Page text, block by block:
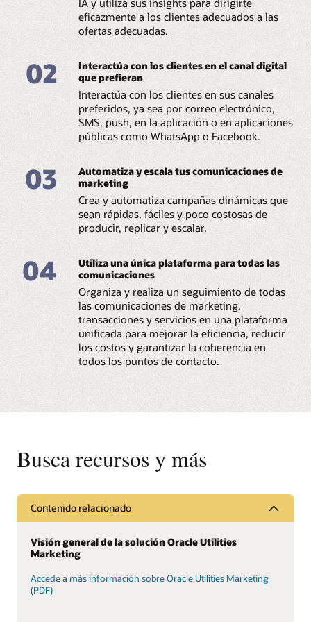
eficazmente a los clientes adecuados a las
ofertas adecuadas.
02
Interactúa con los clientes en el canal digital
que prefieran
Interactúa con los clientes en sus canales
preferidos, ya sea por correo electrónico,
SMS, push, en la aplicación o en aplicaciones
públicas como WhatsApp o Facebook.
03
Automatiza y escala tus comunicaciones de
marketing
Crea y automatiza campañas dinámicas que
sean rápidas, fáciles y poco costosas de
producir, replicar y escalar.
04
Utiliza una única plataforma para todas las
comunicaciones
Organiza y realiza un seguimiento de todas
las comunicaciones de marketing,
transacciones y servicios en una plataforma
unificada para mejorar la eficiencia, reducir
los costos y garantizar la coherencia en
todos los puntos de contacto.
Busca recursos y más
Contenido relacionado
Visión general de la solución Oracle Utilities
Marketing
Accede a más información sobre Oracle Utilities Marketing
(PDF)